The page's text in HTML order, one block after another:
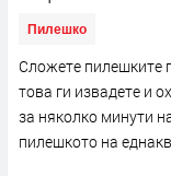
Пилешко
Сложете пилешките
това ги извадете и
за няколко минути
пилешкото на